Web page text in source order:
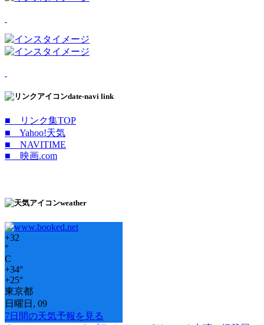
date-navi link
■ リンク集TOP
■ Yahoo!天気
■ NAVITIME
■ 映画.com
weather
+32
°
C
+34°
+25°
東京都
日曜日, 09
7日間の天気予報を見る